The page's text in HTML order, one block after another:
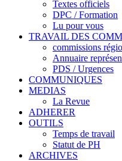
Textes officiels
DPC / Formation
Lu pour vous
TRAVAIL DES
commissions
Annuaire
PDS / Urgences
COMMUNIQUES
MEDIAS
La Revue
ADHERER
OUTILS
Temps de travail
Statut de PH
ARCHIVES